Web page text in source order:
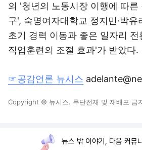
의 '청년의 노동시장 이행에 따른
구', 숙명여자대학교 정지민·박
초기 경력 이동과 좋은 일자리
직업훈련의 조절 효과'가 받았다.
☞공감언론 뉴시스
Copyright © 뉴시스. 무단전재 및 재배포 금
뉴스 밖 이야기, 다음 커뮤